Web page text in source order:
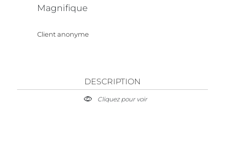
Magnifique
Client anonyme
DESCRIPTION
Cliquez pour voir